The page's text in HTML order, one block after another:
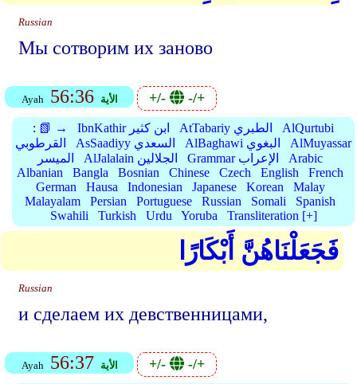
Russian
Мы сотворим их заново
Ayah 56:36 الأية +/- -/+
: 📗 → IbnKathir ابن كثير AtTabariy الطبري
AlQurtubi
القرطوبي
AsSaadiyy السعدي AlBaghawi البغوي
AlMuyassar
الميسر
AlJalalain الجلالين Grammar الإعراب
Arabic
Albanian
Bangla Bosnian Chinese Czech English
French
German
Hausa Indonesian Japanese Korean
Malay
Malayalam
Persian Portuguese Russian Somali
Spanish
Swahili
Turkish Urdu Yoruba Transliteration [+]
فَجَعَلْنَاهُنَّ أَبْكَارًا
Russian
и сделаем их девственницами,
Ayah 56:37 الأية +/- -/+